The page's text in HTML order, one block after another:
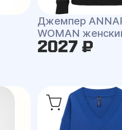
Джемпер
WOMAN
2027 ₽